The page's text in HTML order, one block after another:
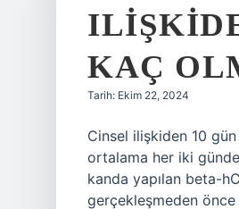
KAÇ
Tarih: Ekim 22, 2024
Cinsel ilişkiden 10
ortalama her iki
kanda yapılan beta-
gerçekleşmeden